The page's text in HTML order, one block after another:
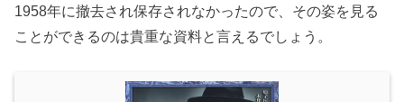
1958年に撤去され保存されなかったので、その姿を見る
ことができるのは貴重な資料と言えるでしょう。